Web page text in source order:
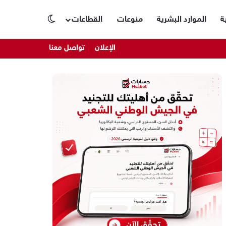
الموارد البشرية منوعات القطاعات
الإعلان تواصل معنا